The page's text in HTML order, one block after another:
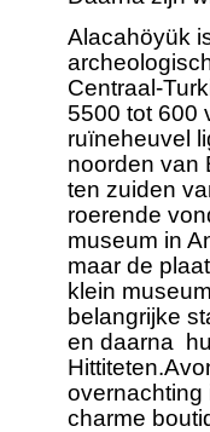
Alacahöyük
Centraal-
5500 tot 600
ruïneheuvel
noorden van
ten zuiden
roerende
museum in
maar de
klein
belangrijke
en daarna
overnachting
charme